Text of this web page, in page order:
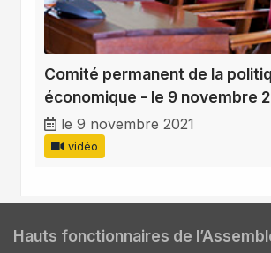
Comité permanent de la
économique - le 9 novembre
le 9 novembre 2021
vidéo
Hauts fonctionnaires de